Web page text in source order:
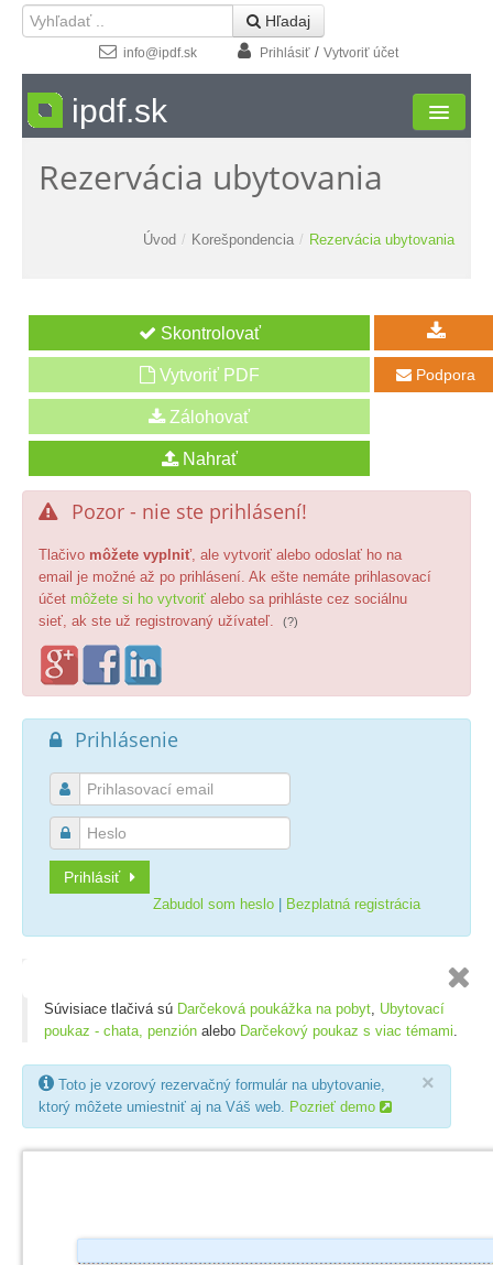
 Hľadaj
info@ipdf.sk Prihlásiť/ Vytvoriť účet
ipdf.sk
Formuláre
Kontakt
Rezervácia ubytovania
Úvod / Korešpondencia / Rezervácia ubytovania
Vytvoriť PDF  Podpora
 Pozor - nie ste prihlásení!
Tlačivo môžete vyplniť, ale vytvoriť alebo odoslať ho na
email je možné až po prihlásení. Ak ešte nemáte prihlasovací
účet môžete si ho vytvoriť alebo sa prihláste cez sociálnu
sieť, ak ste už registrovaný užívateľ.
(?)
 Prihlásenie


Prihlásiť
Zabudol som heslo Bezplatná registrácia

Súvisiace tlačivá sú Darčeková poukážka na pobyt, Ubytovací
poukaz - chata, penzión alebo Darčekový poukaz s viac témami.
×
 Toto je vzorový rezervačný formulár na ubytovanie,
ktorý môžete umiestniť aj na Váš web. Pozrieť demo